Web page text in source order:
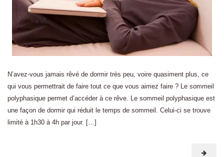
N’avez-vous jamais rêvé de dormir très peu, voire quasiment plus, ce
qui vous permettrait de faire tout ce que vous aimez faire ? Le sommeil
polyphasique permet d’accéder à ce rêve. Le sommeil polyphasique est
une façon de dormir qui réduit le temps de sommeil. Celui-ci se trouve
limité à 1h30 à 4h par jour. […]